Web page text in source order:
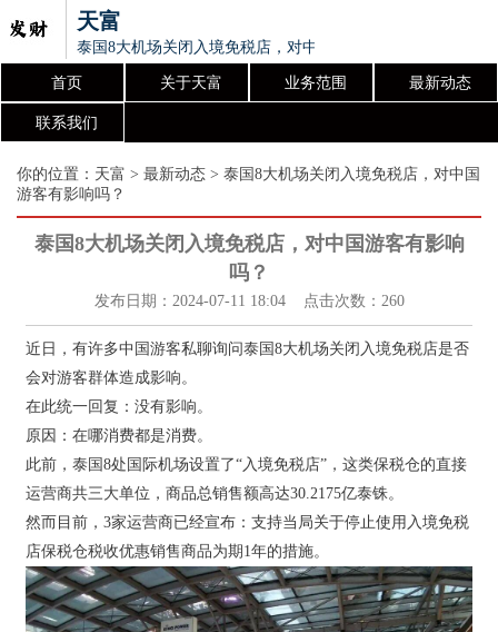
天富
泰国8大机场关闭入境免税店，对中国游客有影响吗？
首页 关于天富 业务范围 最新动态
联系我们
你的位置： 天富 > 最新动态 > 泰国8大机场关闭入境免税店，对中国
游客有影响吗？
泰国8大机场关闭入境免税店，对中国游客有影响
吗？
发布日期：2024-07-11 18:04 点击次数：260
近日，有许多中国游客私聊询问泰国8大机场关闭入境免税店是否
会对游客群体造成影响。
在此统一回复：没有影响。
原因：在哪消费都是消费。
此前，泰国8处国际机场设置了“入境免税店”，这类保税仓的直接
运营商共三大单位，商品总销售额高达30.2175亿泰铢。
然而目前，3家运营商已经宣布：支持当局关于停止使用入境免税
店保税仓税收优惠销售商品为期1年的措施。